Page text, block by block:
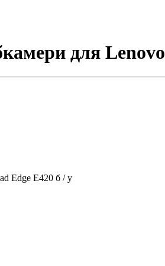
для
Edge E420 б / у